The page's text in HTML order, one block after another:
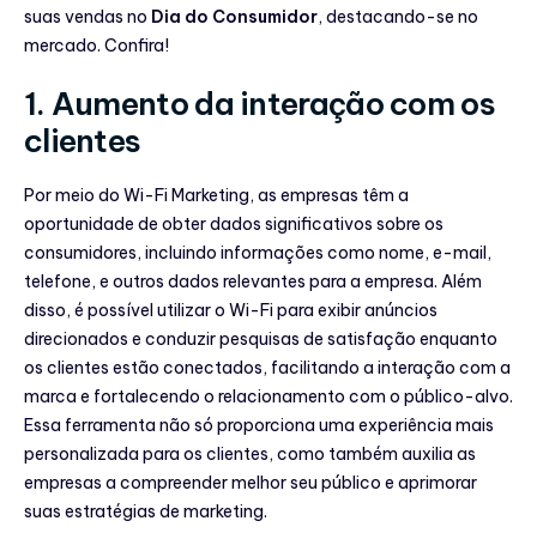
suas vendas no Dia do Consumidor, destacando-se no
mercado. Confira!
1. Aumento da interação com os
clientes
Por meio do Wi-Fi Marketing, as empresas têm a
oportunidade de obter dados significativos sobre os
consumidores, incluindo informações como nome, e-mail,
telefone, e outros dados relevantes para a empresa. Além
disso, é possível utilizar o Wi-Fi para exibir anúncios
direcionados e conduzir pesquisas de satisfação enquanto
os clientes estão conectados, facilitando a interação com a
marca e fortalecendo o relacionamento com o público-alvo.
Essa ferramenta não só proporciona uma experiência mais
personalizada para os clientes, como também auxilia as
empresas a compreender melhor seu público e aprimorar
suas estratégias de marketing.